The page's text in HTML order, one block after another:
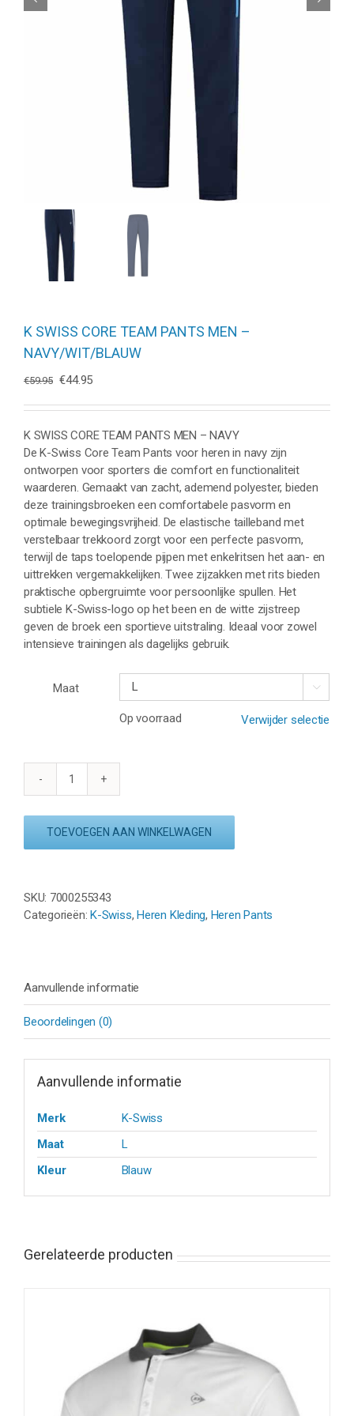
K SWISS CORE TEAM PANTS MEN –
NAVY/WIT/BLAUW
€59.95 Oorspronkelijke
was:
€59.95.
€44.95Huidige
is:
€44.95.
K SWISS CORE TEAM PANTS MEN – NAVY
De K-Swiss Core Team Pants voor heren in navy zijn
ontworpen voor sporters die comfort en functionaliteit
waarderen. Gemaakt van zacht, ademend polyester, bieden
deze trainingsbroeken een comfortabele pasvorm en
optimale bewegingsvrijheid. De elastische tailleband met
verstelbaar trekkoord zorgt voor een perfecte pasvorm,
terwijl de taps toelopende pijpen met enkelritsen het aan- en
uittrekken vergemakkelijken. Twee zijzakken met rits bieden
praktische opbergruimte voor persoonlijke spullen. Het
subtiele K-Swiss-logo op het been en de witte zijstreep
geven de broek een sportieve uitstraling. Ideaal voor zowel
intensieve trainingen als dagelijks gebruik.
Maat 
Op voorraad Verwijder selectie
K
TEAM
-
NAVY/WIT/BLAUW
TOEVOEGEN AAN WINKELWAGEN
SKU: 7000255343
Categorieën:K-Swiss,Heren Kleding, Heren Pants
Aanvullende informatie
Beoordelingen (0)
Aanvullende informatie
Merk
K-Swiss
Maat
L
Kleur
Blauw
Gerelateerde producten